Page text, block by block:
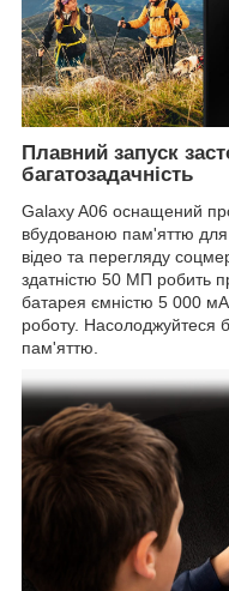
Плавний запуск
багатозадачність
Galaxy A06 оснащений
вбудованою пам'яттю для
відео та перегляду
здатністю 50 МП робить
батарея ємністю 5 000
роботу. Насолоджуйтеся
пам'яттю.